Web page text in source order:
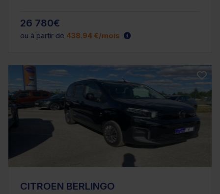
26 780€
ou à partir de 438.94 €/mois
CITROEN BERLINGO